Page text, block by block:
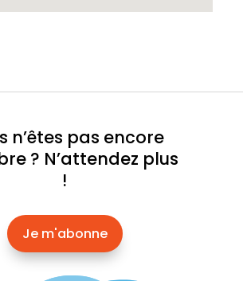
n’êtes pas encore
? N’attendez plus
!
Je m'abonne